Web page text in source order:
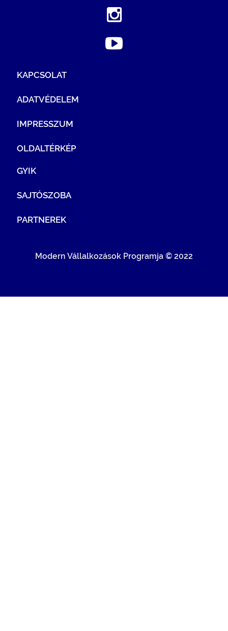
KAPCSOLAT
ADATVÉDELEM
IMPRESSZUM
OLDALTÉRKÉP
GYIK
SAJTÓSZOBA
PARTNEREK
Modern Vállalkozások Programja © 2022